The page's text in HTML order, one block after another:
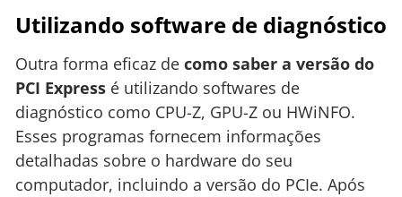
Utilizando software de diagnóstico
Outra forma eficaz de como saber a versão do
PCI Express é utilizando softwares de
diagnóstico como CPU-Z, GPU-Z ou HWiNFO.
Esses programas fornecem informações
detalhadas sobre o hardware do seu
computador, incluindo a versão do PCIe. Após